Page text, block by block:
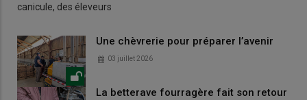
canicule, des éleveurs
Une chèvrerie pour préparer l’avenir
03 juillet 2026
La betterave fourragère fait son retour